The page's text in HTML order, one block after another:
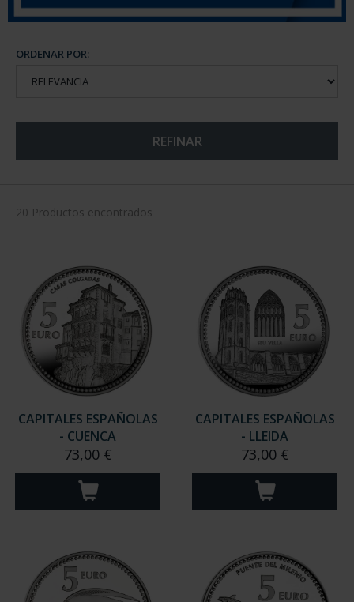
ORDENAR POR:
REFINAR
20 Productos encontrados
CAPITALES ESPAÑOLAS
- CUENCA
73,00 €
CAPITALES ESPAÑOLAS
- LLEIDA
73,00 €